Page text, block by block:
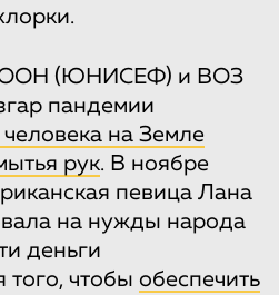
ООН (ЮНИСЕФ) и ВОЗ
пандемии
на Земле
рук. В ноябре
певица Лана
на нужды народа
деньги
того, чтобы обеспечить